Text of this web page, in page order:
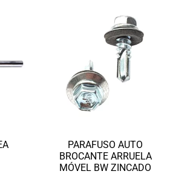
PARAFUSO AUTO
BROCANTE ARRUELA
MÓVEL BW ZINCADO